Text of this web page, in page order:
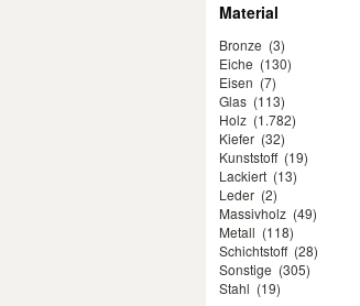
Material
Bronze (3)
Eiche (130)
Eisen (7)
Glas (113)
Holz (1.782)
Kiefer (32)
Kunststoff (19)
Lackiert (13)
Leder (2)
Massivholz (49)
Metall (118)
Schichtstoff (28)
Sonstige (305)
Stahl (19)